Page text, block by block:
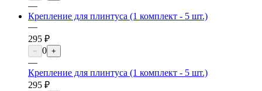
—
Крепление для плинтуса (1 комплект - 5 шт.)
—
295 ₽
− 0 +
—
Крепление для плинтуса (1 комплект - 5 шт.)
295 ₽